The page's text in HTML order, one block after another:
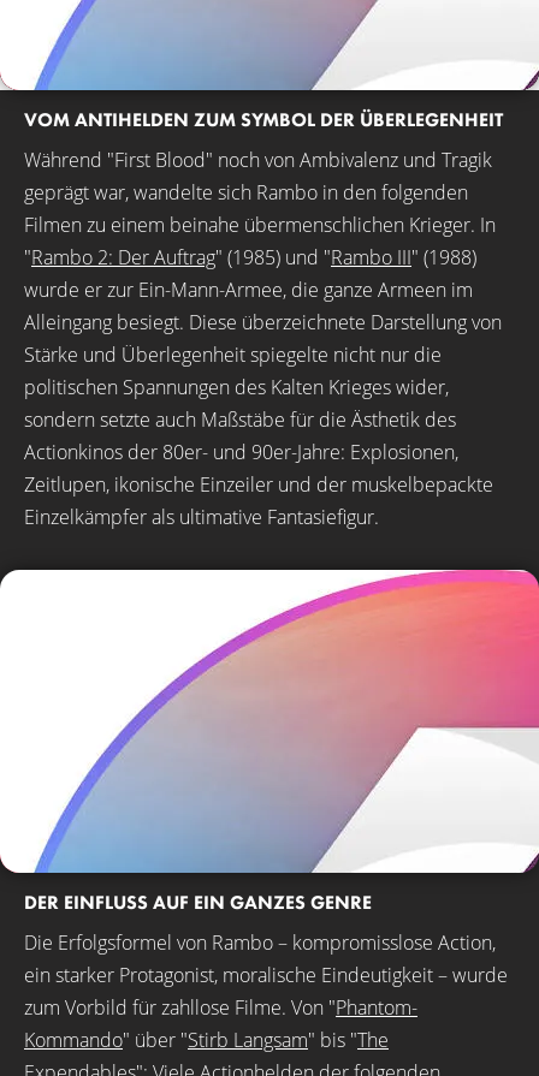
VOM ANTIHELDEN ZUM SYMBOL DER ÜBERLEGENHEIT
Während "First Blood" noch von Ambivalenz und Tragik
geprägt war, wandelte sich Rambo in den folgenden
Filmen zu einem beinahe übermenschlichen Krieger. In
"Rambo 2: Der Auftrag" (1985) und "Rambo III" (1988)
wurde er zur Ein-Mann-Armee, die ganze Armeen im
Alleingang besiegt. Diese überzeichnete Darstellung von
Stärke und Überlegenheit spiegelte nicht nur die
politischen Spannungen des Kalten Krieges wider,
sondern setzte auch Maßstäbe für die Ästhetik des
Actionkinos der 80er- und 90er-Jahre: Explosionen,
Zeitlupen, ikonische Einzeiler und der muskelbepackte
Einzelkämpfer als ultimative Fantasiefigur.
DER EINFLUSS AUF EIN GANZES GENRE
Die Erfolgsformel von Rambo – kompromisslose Action,
ein starker Protagonist, moralische Eindeutigkeit – wurde
zum Vorbild für zahllose Filme. Von "Phantom-
Kommando" über "Stirb Langsam" bis "The